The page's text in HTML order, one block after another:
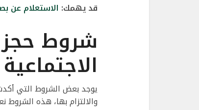
قد يهمك: الاستعلام عن
شروط حجز
الاجتماعية
يوجد بعض الشروط التي أكدت
والالتزام بها، هذه الشروط